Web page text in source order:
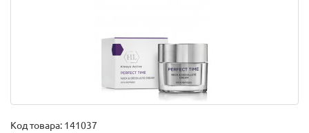
Код товара: 141037